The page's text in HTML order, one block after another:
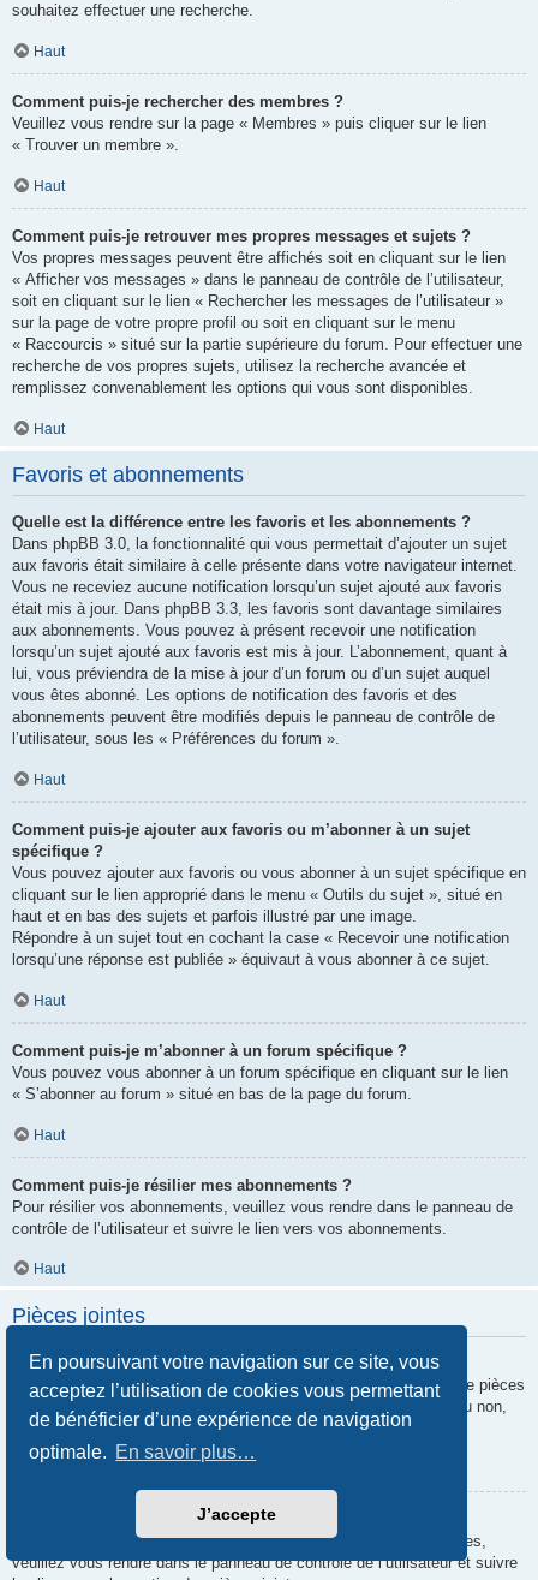
En poursuivant votre navigation sur ce site, vous
acceptez l’utilisation de cookies vous permettant
de bénéficier d’une expérience de navigation
optimale. En savoir plus…
J’accepte
souhaitez effectuer une recherche.
Haut
Comment puis-je rechercher des membres ?
Veuillez vous rendre sur la page « Membres » puis cliquer sur le lien
« Trouver un membre ».
Haut
Comment puis-je retrouver mes propres messages et sujets ?
Vos propres messages peuvent être affichés soit en cliquant sur le lien
« Afficher vos messages » dans le panneau de contrôle de l’utilisateur,
soit en cliquant sur le lien « Rechercher les messages de l’utilisateur »
sur la page de votre propre profil ou soit en cliquant sur le menu
« Raccourcis » situé sur la partie supérieure du forum. Pour effectuer une
recherche de vos propres sujets, utilisez la recherche avancée et
remplissez convenablement les options qui vous sont disponibles.
Haut
Favoris et abonnements
Quelle est la différence entre les favoris et les abonnements ?
Dans phpBB 3.0, la fonctionnalité qui vous permettait d’ajouter un sujet
aux favoris était similaire à celle présente dans votre navigateur internet.
Vous ne receviez aucune notification lorsqu’un sujet ajouté aux favoris
était mis à jour. Dans phpBB 3.3, les favoris sont davantage similaires
aux abonnements. Vous pouvez à présent recevoir une notification
lorsqu’un sujet ajouté aux favoris est mis à jour. L’abonnement, quant à
lui, vous préviendra de la mise à jour d’un forum ou d’un sujet auquel
vous êtes abonné. Les options de notification des favoris et des
abonnements peuvent être modifiés depuis le panneau de contrôle de
l’utilisateur, sous les « Préférences du forum ».
Haut
Comment puis-je ajouter aux favoris ou m’abonner à un sujet
spécifique ?
Vous pouvez ajouter aux favoris ou vous abonner à un sujet spécifique en
cliquant sur le lien approprié dans le menu « Outils du sujet », situé en
haut et en bas des sujets et parfois illustré par une image.
Répondre à un sujet tout en cochant la case « Recevoir une notification
lorsqu’une réponse est publiée » équivaut à vous abonner à ce sujet.
Haut
Comment puis-je m’abonner à un forum spécifique ?
Vous pouvez vous abonner à un forum spécifique en cliquant sur le lien
« S’abonner au forum » situé en bas de la page du forum.
Haut
Comment puis-je résilier mes abonnements ?
Pour résilier vos abonnements, veuillez vous rendre dans le panneau de
contrôle de l’utilisateur et suivre le lien vers vos abonnements.
Haut
Pièces jointes
Quelles pièces jointes sont autorisées sur ce forum ?
Chaque administrateur peut autoriser ou interdire certains types de pièces
jointes. Si vous n’êtes pas certain de savoir ce qui est autorisé ou non,
nous vous invitons à contacter un administrateur du forum.
Comment puis-je retrouver toutes mes pièces jointes ?
Pour retrouver la liste des pièces jointes que vous avez transférées,
veuillez vous rendre dans le panneau de contrôle de l’utilisateur et suivre